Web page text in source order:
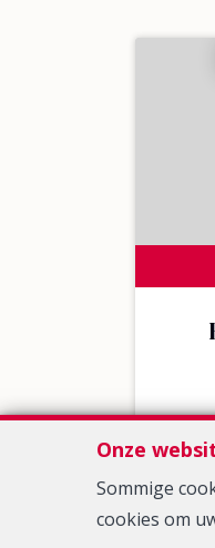
Onze
Sommige
cookies om